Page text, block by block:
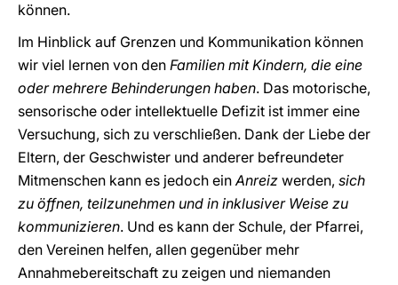
können.
Im Hinblick auf Grenzen und Kommunikation können
wir viel lernen von den Familien mit Kindern, die eine
oder mehrere Behinderungen haben. Das motorische,
sensorische oder intellektuelle Defizit ist immer eine
Versuchung, sich zu verschließen. Dank der Liebe der
Eltern, der Geschwister und anderer befreundeter
Mitmenschen kann es jedoch einAnreiz werden, sich
zu öffnen, teilzunehmen und in inklusiver Weise zu
kommunizieren. Und es kann der Schule, der Pfarrei,
den Vereinen helfen, allen gegenüber mehr
Annahmebereitschaft zu zeigen und niemanden